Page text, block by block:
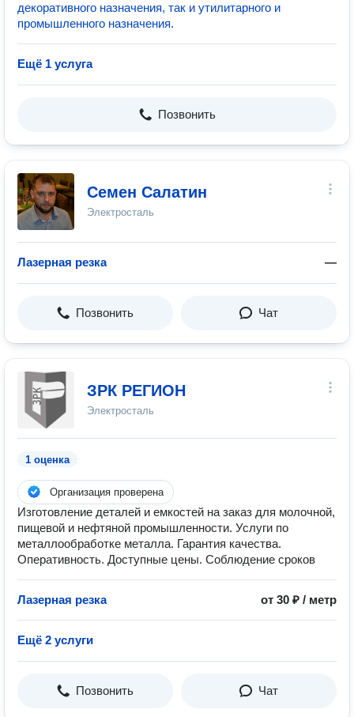
декоративного назначения, так и утилитарного и
промышленного назначения.
Ещё 1 услуга
Позвонить
Семен Салатин
Электросталь
Лазерная резка —
Позвонить Чат
ЗРК РЕГИОН
Электросталь
1 оценка
Организация проверена
Изготовление деталей и емкостей на заказ для молочной,
пищевой и нефтяной промышленности. Услуги по
металлообработке металла. Гарантия качества.
Оперативность. Доступные цены. Соблюдение сроков
Лазерная резка от 30 ₽ / метр
Ещё 2 услуги
Позвонить Чат